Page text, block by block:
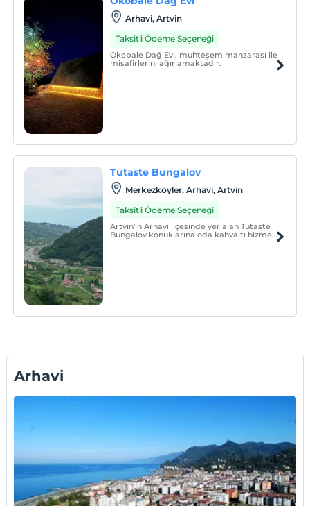
Arhavi, Artvin
Taksitli Ödeme Seçeneği
Okobale Dağ Evi, muhteşem manzarası ile
misafirlerini ağırlamaktadır.
Tutaste Bungalov
Merkezköyler, Arhavi, Artvin
Taksitli Ödeme Seçeneği
Artvin'in Arhavi ilçesinde yer alan Tutaste
Bungalov konuklarına oda kahvaltı hizmeti
Arhavi